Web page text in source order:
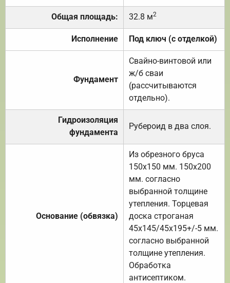
Общая площадь: 32.8 м2
Исполнение Под ключ (с отделкой)
Фундамент
Свайно-винтовой или
ж/б сваи
(рассчитываются
отдельно).
Гидроизоляция
фундамента
Рубероид в два слоя.
Основание (обвязка)
Из обрезного бруса
150х150 мм. 150х200
мм. согласно
выбранной толщине
утепления. Торцевая
доска строганая
45х145/45х195+/-5 мм.
согласно выбранной
толщине утепления.
Обработка
антисептиком.